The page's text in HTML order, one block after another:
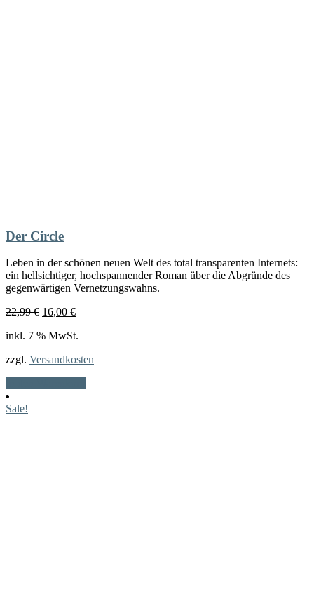
Der Circle
Leben in der schönen neuen Welt des total transparenten Internets:
ein hellsichtiger, hochspannender Roman über die Abgründe des
gegenwärtigen Vernetzungswahns.
22,99€ Ursprünglicher
war:
16,00 €Aktueller
ist:
inkl. 7 % MwSt.
zzgl. Versandkosten
Sale!